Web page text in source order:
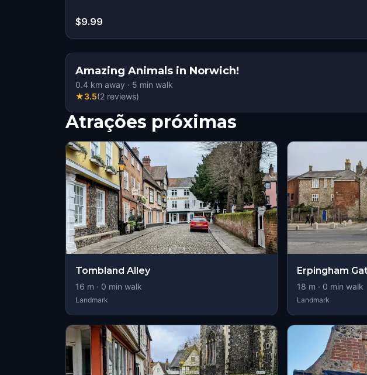
$9.99
Amazing Animals in Norwich!
0.4 km away · 5 min walk
★3.5(2 reviews)
Atrações próximas
Tombland Alley
16 m · 0 min walk
Landmark
Erpingham
18 m · 0 min walk
Landmark